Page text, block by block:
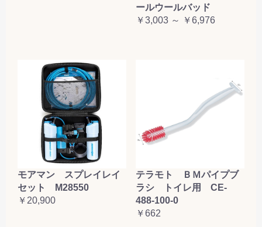
ールウールバッド
￥3,003 ～ ￥6,976
モアマン スプレイレイ
セット M28550
￥20,900
テラモト ＢＭパイプブ
ラシ トイレ用 CE-
488-100-0
￥662